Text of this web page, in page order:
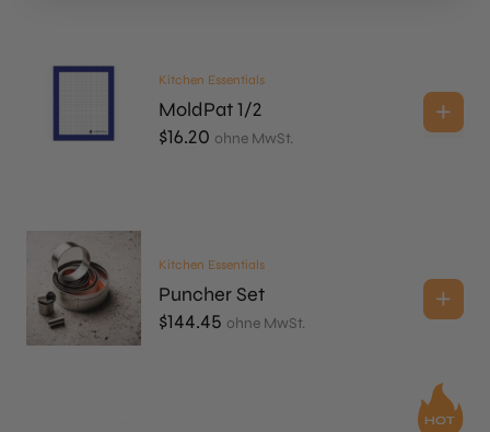
Kitchen Essentials
MoldPat 1/2
$16.20 ohne MwSt.
Kitchen Essentials
Puncher Set
$144.45 ohne MwSt.